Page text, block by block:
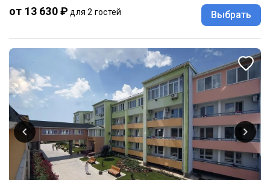
от 13 630 ₽ для 2 гостей Выбрать